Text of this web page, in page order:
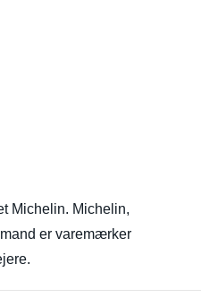
Michelin. Michelin,
er varemærker